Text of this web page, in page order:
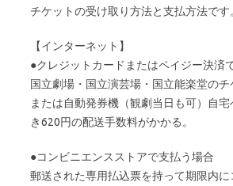
チケットの受け取り方法と支払方法です
【インターネット】
●クレジットカードまたはペイジー決済
国立劇場・国立演芸場・国立能楽堂の
または自動発券機（観劇当日も可）自
き620円の配送手数料がかかる。
●コンビニエンスストアで支払う場合
郵送された専用払込票を持って期限内